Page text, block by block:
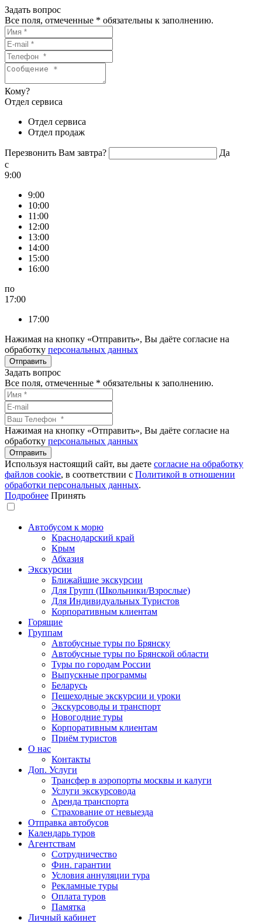
Задать вопрос
Все поля, отмеченные * обязательны к заполнению.
Кому?
Отдел сервиса
Отдел сервиса
Отдел продаж
Перезвонить Вам завтра?
Да
c
9:00
9:00
10:00
11:00
12:00
13:00
14:00
15:00
16:00
по
17:00
17:00
Нажимая на кнопку «Отправить», Вы даёте согласие на
обработку персональных данных
Задать вопрос
Все поля, отмеченные * обязательны к заполнению.
Нажимая на кнопку «Отправить», Вы даёте согласие на
обработку персональных данных
Используя настоящий сайт, вы даете согласие на обработку
файлов сookie, в соответствии с Политикой в отношении
обработки персональных данных.
Подробнее Принять
Автобусом к морю
Краснодарский край
Крым
Абхазия
Экскурсии
Ближайшие экскурсии
Для Групп (Школьники/Взрослые)
Для Индивидуальных Туристов
Корпоративным клиентам
Горящие
Группам
Автобусные туры по Брянску
Автобусные туры по Брянской области
Туры по городам России
Выпускные программы
Беларусь
Пешеходные экскурсии и уроки
Экскурсоводы и транспорт
Новогодние туры
Корпоративным клиентам
Приём туристов
О нас
Контакты
Доп. Услуги
Трансфер в аэропорты москвы и калуги
Услуги экскурсовода
Аренда транспорта
Страхование от невыезда
Отправка автобусов
Календарь туров
Агентствам
Сотрудничество
Фин. гарантии
Условия аннуляции тура
Рекламные туры
Оплата туров
Памятка
Личный кабинет